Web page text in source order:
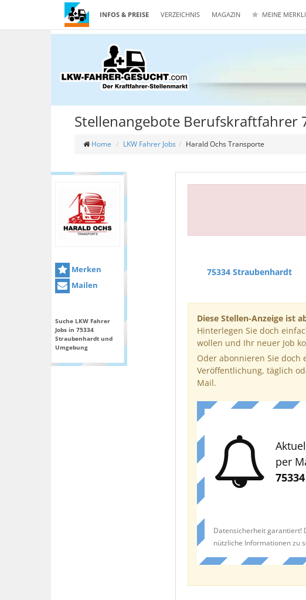
INFOS & PREISE VERZEICHNIS MAGAZIN MEINE
Stellenangebote Berufskraftfahrer
Home LKW Fahrer Jobs Harald Ochs Transporte
Merken
Mailen
Suche LKW Fahrer
Jobs in 75334
Straubenhardt und
Umgebung
75334 Straubenhardt
Diese Stellen-Anzeige ist
Hinterlegen Sie doch
wollen und Ihr neuer Job
Oder abonnieren Sie doch
Veröffentlichung, täglich
Mail.
per
Datensicherheit garantiert!
nützliche Informationen zu